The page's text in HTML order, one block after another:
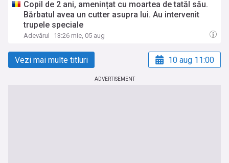
Copil de 2 ani, amenințat cu moartea de tatăl său.
Bărbatul avea un cutter asupra lui. Au intervenit
trupele speciale
Adevărul 13:26 mie, 05 aug
Vezi mai multe titluri 10 aug 11:00
ADVERTISEMENT